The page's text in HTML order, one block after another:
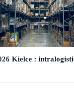
Kielce :